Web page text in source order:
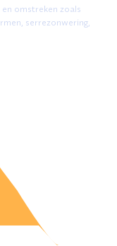
omstreken zoals
serrezonwering,